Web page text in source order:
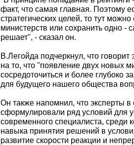
факт, что самая главная. Поэтому
стратегических целей, то тут можно
министерств или сохранить одно -
решает", - сказал он.
В.Легойда подчеркнул, что
на то, что "появление двух новых
сосредоточиться и более глубоко
для будущего нашего общества
Он также напомнил, что эксперты в
сформулировали ряд условий для
современного специалиста, среди
навыка принятия решений в
развитие скорости реакции и